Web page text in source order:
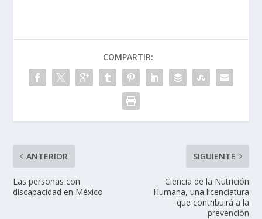
COMPARTIR:
ANTERIOR
Las personas con
discapacidad en México
SIGUIENTE
Ciencia de la Nutrición
Humana, una licenciatura
que contribuirá a la
prevención